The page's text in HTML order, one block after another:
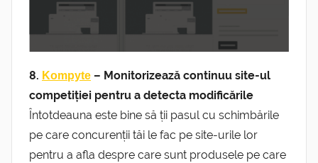
8. Kompyte – Monitorizează continuu site-ul
competiției pentru a detecta modificările
Întotdeauna este bine să ții pasul cu schimbările
pe care concurenții tăi le fac pe site-urile lor
pentru a afla despre care sunt produsele pe care